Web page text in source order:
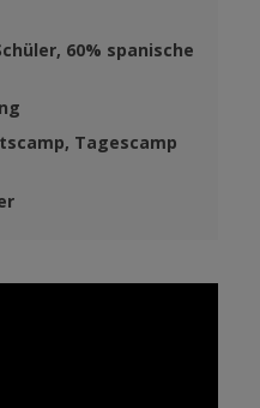
60% spanische
Tagescamp